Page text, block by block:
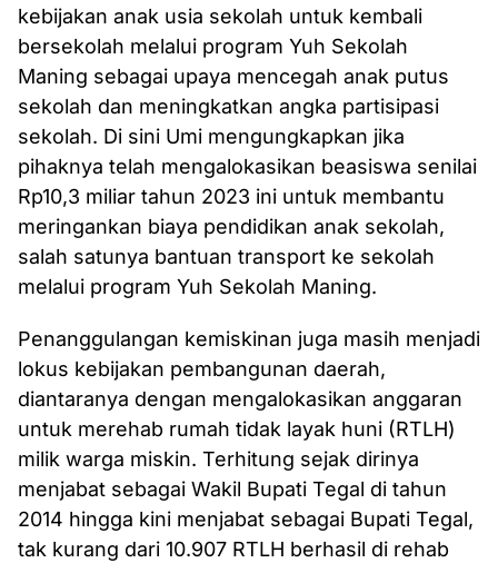
kebijakan anak usia sekolah untuk kembali
bersekolah melalui program Yuh Sekolah
Maning sebagai upaya mencegah anak putus
sekolah dan meningkatkan angka partisipasi
sekolah. Di sini Umi mengungkapkan jika
pihaknya telah mengalokasikan beasiswa senilai
Rp10,3 miliar tahun 2023 ini untuk membantu
meringankan biaya pendidikan anak sekolah,
salah satunya bantuan transport ke sekolah
melalui program Yuh Sekolah Maning.
Penanggulangan kemiskinan juga masih menjadi
lokus kebijakan pembangunan daerah,
diantaranya dengan mengalokasikan anggaran
untuk merehab rumah tidak layak huni (RTLH)
milik warga miskin. Terhitung sejak dirinya
menjabat sebagai Wakil Bupati Tegal di tahun
2014 hingga kini menjabat sebagai Bupati Tegal,
tak kurang dari 10.907 RTLH berhasil di rehab